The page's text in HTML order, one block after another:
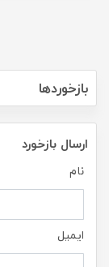
بازخوردها
ارسال بازخورد
نام
ایمیل